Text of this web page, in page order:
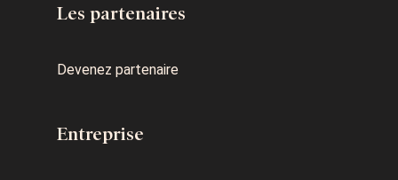
Les partenaires
Devenez partenaire
Entreprise